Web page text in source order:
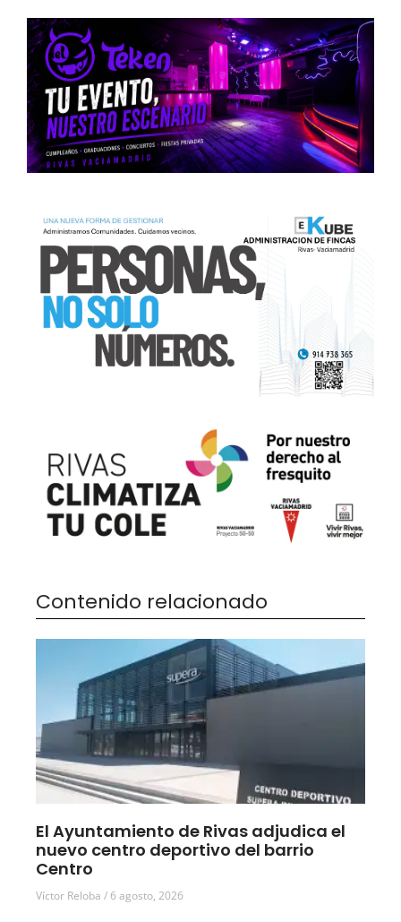
Contenido relacionado
El Ayuntamiento de Rivas adjudica el
nuevo centro deportivo del barrio
Centro
Víctor Reloba 6 agosto, 2026